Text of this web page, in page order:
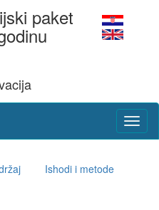
paket
Ishodi i metode